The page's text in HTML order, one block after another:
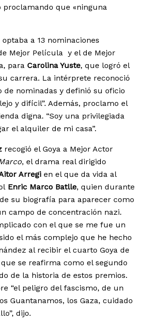
proclamando que «ninguna
optaba a 13 nominaciones
Mejor Película y el de Mejor
para Carolina Yuste, que logró el
carrera. La intérprete reconoció
de nominadas y definió su oficio
y difícil”. Además, proclamo el
digna. “Soy una privilegiada
el alquiler de mi casa”.
recogió el Goya a Mejor Actor
, el drama real dirigido
Arregi en el que da vida al
Enric Marco Batlle, quien durante
su biografía para aparecer como
campo de concentración nazi.
con el que se me fue un
el más complejo que he hecho
al recibir el cuarto Goya de
se reafirma como el segundo
de la historia de estos premios.
“el peligro del fascismo, de un
Guantanamos, los Gaza, cuidado
dijo.